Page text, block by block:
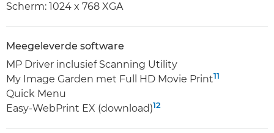
Scherm: 1024 x 768 XGA
Meegeleverde software
MP Driver inclusief Scanning Utility
My Image Garden met Full HD Movie Print11
Quick Menu
Easy-WebPrint EX (download)12